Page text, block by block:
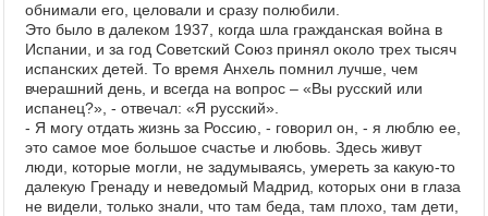
обнимали его, целовали и сразу полюбили.
Это было в далеком 1937, когда шла гражданская война в
Испании, и за год Советский Союз принял около трех тысяч
испанских детей. То время Анхель помнил лучше, чем
вчерашний день, и всегда на вопрос – «Вы русский или
испанец?», - отвечал: «Я русский».
- Я могу отдать жизнь за Россию, - говорил он, - я люблю ее,
это самое мое большое счастье и любовь. Здесь живут
люди, которые могли, не задумываясь, умереть за какую-то
далекую Гренаду и неведомый Мадрид, которых они в глаза
не видели, только знали, что там беда, там плохо, там дети,